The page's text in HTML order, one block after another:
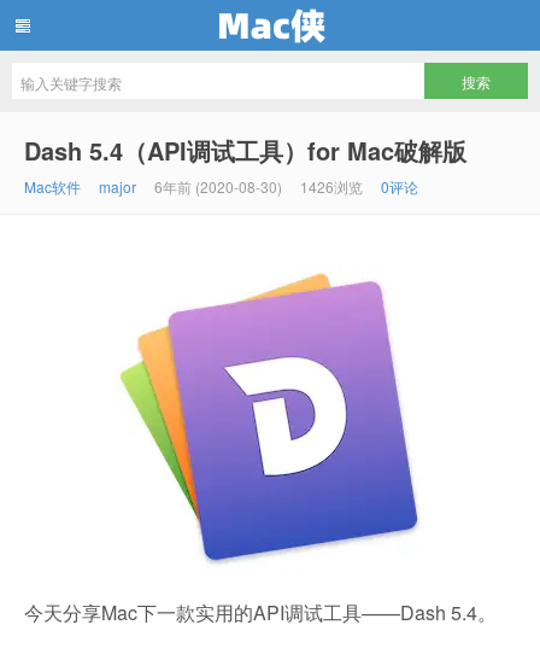
Dash 5.4（API调试工具）for Mac破解版
Mac软件 major 6年前 (2020-08-30) 1426浏览 0评论
今天分享Mac下一款实用的API调试工具——Dash 5.4。